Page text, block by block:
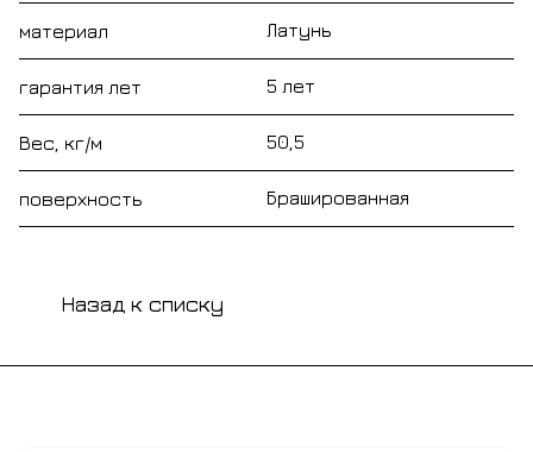
материал Латунь
гарантия лет 5 лет
Вес, кг/м 50,5
поверхность Брашированная
Назад к списку